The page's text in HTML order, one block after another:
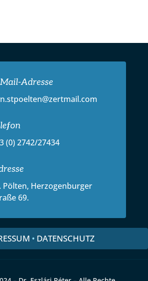
Adresse
(0) 2742/27434
Pölten, Herzogenburger
69.
• DATENSCHUTZ